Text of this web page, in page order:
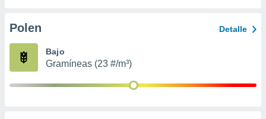
e
mediante
Polen Detalle
Bajo
Gramíneas (23 #/m³)